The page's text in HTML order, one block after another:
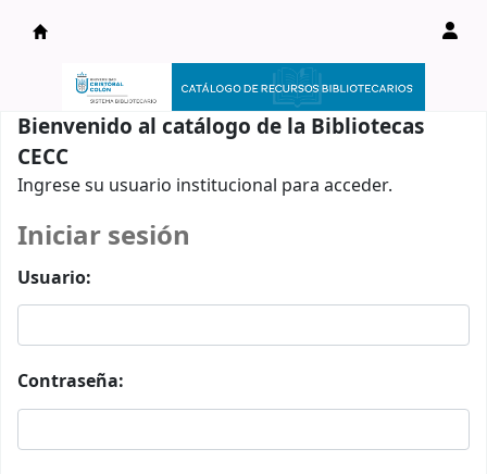
Catálogo en línea
Bienvenido al catálogo de la Bibliotecas
CECC
Ingrese su usuario institucional para acceder.
Iniciar sesión
Usuario:
Contraseña: